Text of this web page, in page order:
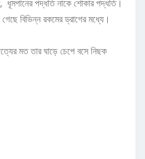
পদ্ধতি নাকে শোকার পদ্ধতি।
বিভিন্ন রকমের ড্রাগের মধ্যে।
মত তার ঘাড়ে চেপে বসে নিছক